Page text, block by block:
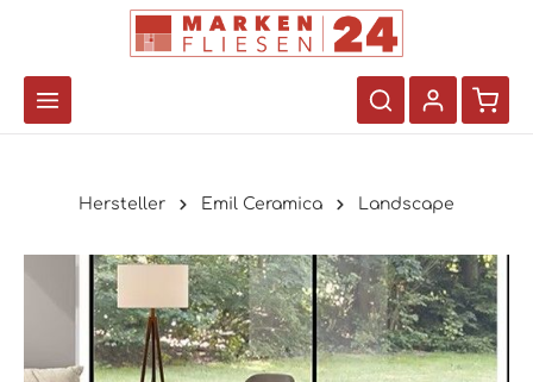
Hersteller Emil Ceramica Landscape